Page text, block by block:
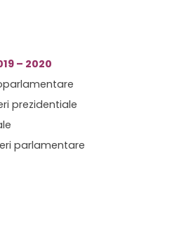
– 2020
prezidentiale
parlamentare